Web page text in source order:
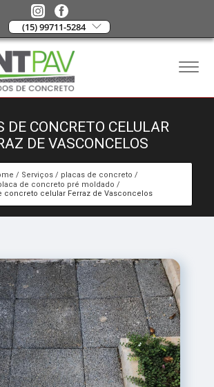
(15) 99711-5284
DE CONCRETO CELULAR
DE VASCONCELOS
Serviços
placas de concreto
de concreto pré moldado
concreto celular Ferraz de Vasconcelos